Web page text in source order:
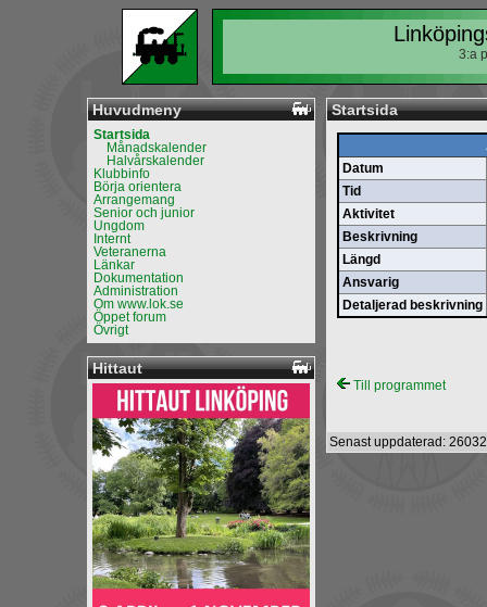
3:a
Huvudmeny
Startsida
Månadskalender
Halvårskalender
Klubbinfo
Börja orientera
Arrangemang
Senior och junior
Ungdom
Internt
Veteranerna
Länkar
Dokumentation
Administration
Om www.lok.se
Öppet forum
Övrigt
Hittaut
Startsida
Datum
Tid
Aktivitet
Beskrivning
Längd
Ansvarig
Detaljerad beskrivning
Till programmet
Senast uppdaterad: